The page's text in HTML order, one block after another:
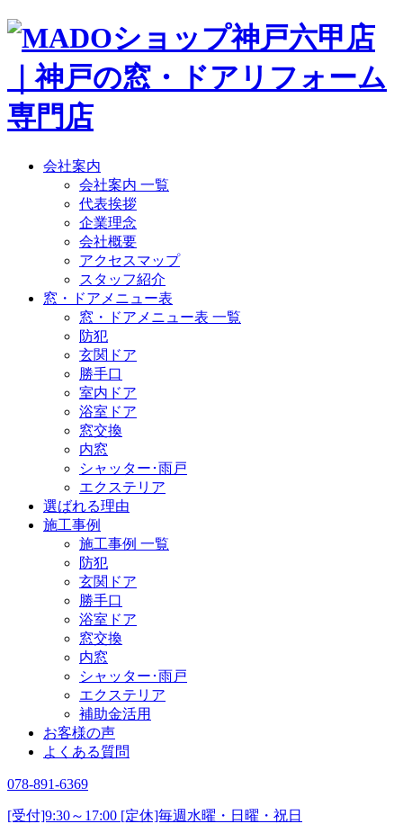
会社案内
会社案内 一覧
代表挨拶
企業理念
会社概要
アクセスマップ
スタッフ紹介
窓・ドアメニュー表
窓・ドアメニュー表 一覧
防犯
玄関ドア
勝手口
室内ドア
浴室ドア
窓交換
内窓
シャッター･雨戸
エクステリア
選ばれる理由
施工事例
施工事例 一覧
防犯
玄関ドア
勝手口
浴室ドア
窓交換
内窓
シャッター･雨戸
エクステリア
補助金活用
お客様の声
よくある質問
078-891-6369
[受付]9:30～17:00 [定休]毎週水曜・日曜・祝日